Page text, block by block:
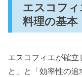
エスコフ
料理の基本
エスコフィエが確
と」と「効率性の